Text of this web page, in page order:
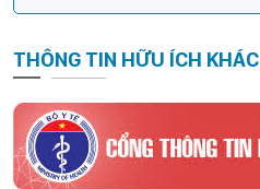
THÔNG TIN HỮU ÍCH KHÁC